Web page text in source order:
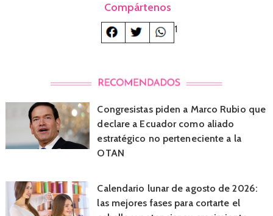
Compártenos
1
Congresistas piden a Marco Rubio que
declare a Ecuador como aliado
estratégico no perteneciente a la
OTAN
Calendario lunar de agosto de 2026:
las mejores fases para cortarte el